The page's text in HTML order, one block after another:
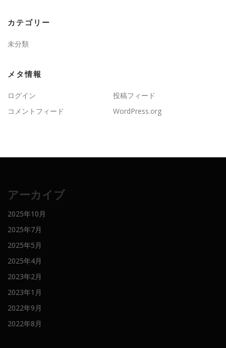
カテゴリー
未分類
メタ情報
ログイン
投稿フィード
コメントフィード
WordPress.org
アーカイブ
2025年10月
2025年7月
2025年5月
2025年4月
2023年2月
2023年1月
2022年9月
2022年8月